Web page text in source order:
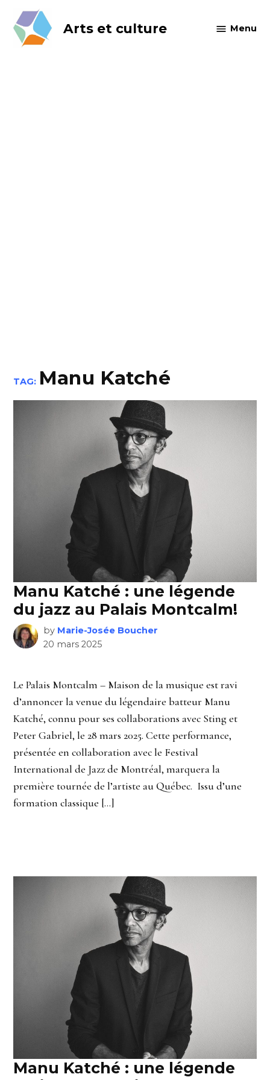
content
Arts et culture Menu
TAG: Manu Katché
Manu Katché : une légende
du jazz au Palais Montcalm!
by Marie-Josée Boucher
20 mars 2025
Le Palais Montcalm – Maison de la musique est ravi
d’annoncer la venue du légendaire batteur Manu
Katché, connu pour ses collaborations avec Sting et
Peter Gabriel, le 28 mars 2025. Cette performance,
présentée en collaboration avec le Festival
International de Jazz de Montréal, marquera la
première tournée de l’artiste au Québec. Issu d’une
formation classique […]
Manu Katché : une légende